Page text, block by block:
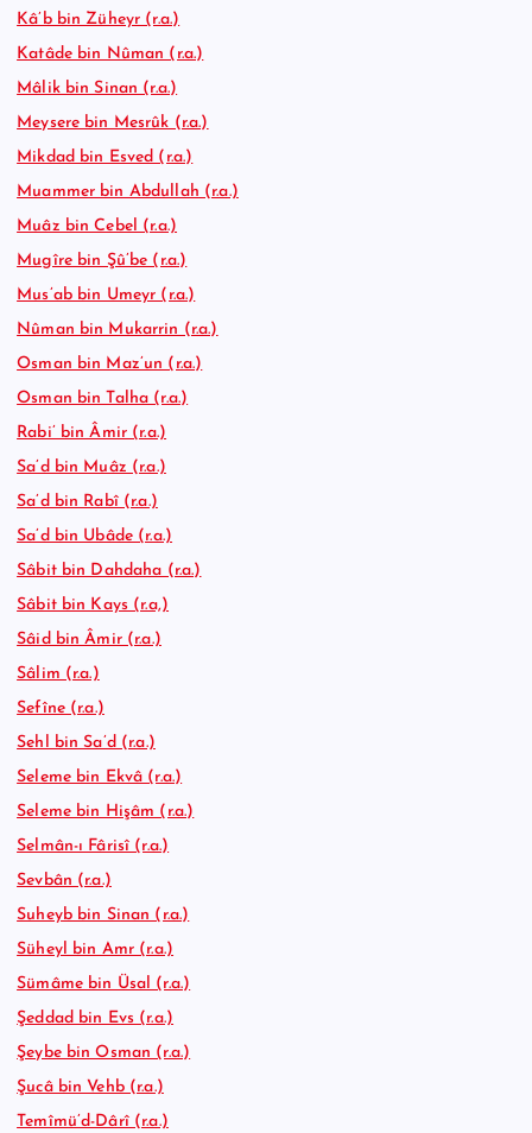
Kâ’b bin Züheyr (r.a.)
Katâde bin Nûman (r.a.)
Mâlik bin Sinan (r.a.)
Meysere bin Mesrûk (r.a.)
Mikdad bin Esved (r.a.)
Muammer bin Abdullah (r.a.)
Muâz bin Cebel (r.a.)
Mugîre bin Şû’be (r.a.)
Mus’ab bin Umeyr (r.a.)
Nûman bin Mukarrin (r.a.)
Osman bin Maz’un (r.a.)
Osman bin Talha (r.a.)
Rabi’ bin Âmir (r.a.)
Sa’d bin Muâz (r.a.)
Sa’d bin Rabî (r.a.)
Sa’d bin Ubâde (r.a.)
Sâbit bin Dahdaha (r.a.)
Sâbit bin Kays (r.a,)
Sâid bin Âmir (r.a.)
Sâlim (r.a.)
Sefîne (r.a.)
Sehl bin Sa’d (r.a.)
Seleme bin Ekvâ (r.a.)
Seleme bin Hişâm (r.a.)
Selmân-ı Fârisî (r.a.)
Sevbân (r.a.)
Suheyb bin Sinan (r.a.)
Süheyl bin Amr (r.a.)
Sümâme bin Üsal (r.a.)
Şeddad bin Evs (r.a.)
Şeybe bin Osman (r.a.)
Şucâ bin Vehb (r.a.)
Temîmü’d-Dârî (r.a.)